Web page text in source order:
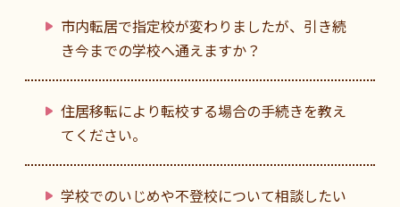
市内転居で指定校が変わりましたが、引き続
き今までの学校へ通えますか？
住居移転により転校する場合の手続きを教え
てください。
学校でのいじめや不登校について相談したい